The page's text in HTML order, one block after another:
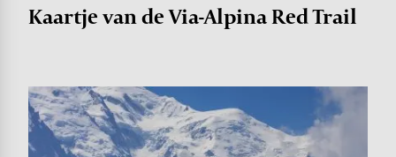
Kaartje van de Via-Alpina Red Trail
Image